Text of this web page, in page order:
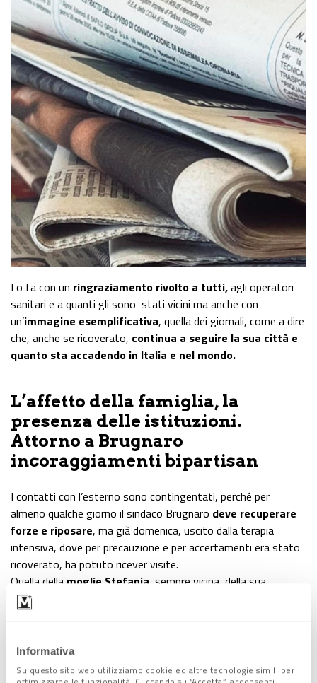
Informativa
Su questo sito web utilizziamo cookie ed altre tecnologie simili per
Lo fa con un ringraziamento rivolto a tutti,agli operatori
sanitari e a quanti gli sono stati vicini ma anche con
un’immagine esemplificativa, quella dei giornali, come a dire
che, anche se ricoverato, continua a seguire la sua città e
quanto sta accadendo in Italia e nel mondo.
L’affetto della famiglia, la
presenza delle istituzioni.
Attorno a Brugnaro
incoraggiamenti bipartisan
I contatti con l’esterno sono contingentati, perché per
almeno qualche giorno il sindaco Brugnaro deve recuperare
forze e riposare, ma già domenica, uscito dalla terapia
intensiva, dove per precauzione e per accertamenti era stato
ricoverato, ha potuto ricever visite.
Quella della moglie Stefania , sempre vicina, della sua
famiglia
presidente del Senato
Nel corso dei giorni, sui social,
pronta guarigionesono stati espressi da numerosi leader